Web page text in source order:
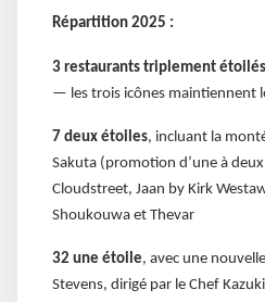
Répartition 2025 :
3 restaurants triplement étoilés
— les trois icônes maintiennent
7 deux étoiles, incluant la
Sakuta (promotion d’une à
Cloudstreet, Jaan by Kirk
Shoukouwa et Thevar
32 une étoile, avec une
Stevens, dirigé par le Chef